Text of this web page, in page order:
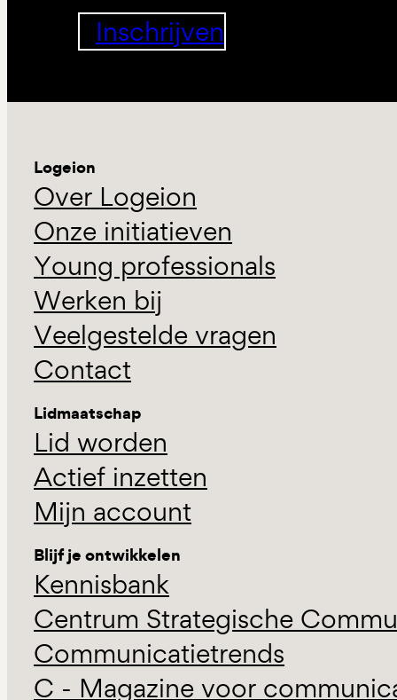
Inschrijven
Logeion
Over Logeion
Onze initiatieven
Young professionals
Werken bij
Veelgestelde vragen
Contact
Lidmaatschap
Lid worden
Actief inzetten
Mijn account
Blijf je ontwikkelen
Kennisbank
Centrum Strategische
Communicatietrends
C - Magazine voor